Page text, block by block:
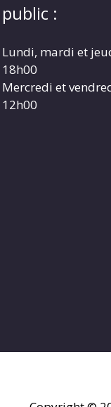
public :
Lundi, mardi et
18h00
Mercredi et
12h00